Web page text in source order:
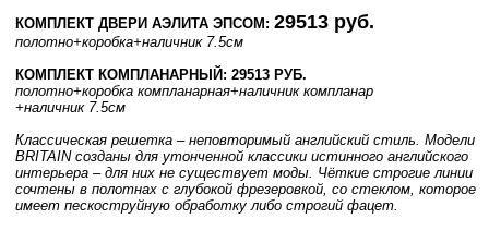
КОМПЛЕКТ ДВЕРИ АЭЛИТА ЭПСОМ: 29513 руб.
полотно+коробка+наличник 7.5см
КОМПЛЕКТ КОМПЛАНАРНЫЙ: 29513 РУБ.
полотно+коробка компланарная+наличник компланар
+наличник 7.5см
Классическая решетка – неповторимый английский стиль. Модели
BRITAIN созданы для утонченной классики истинного английского
интерьера – для них не существует моды. Чёткие строгие линии
сочтены в полотнах с глубокой фрезеровкой, со стеклом, которое
имеет пескоструйную обработку либо строгий фацет.